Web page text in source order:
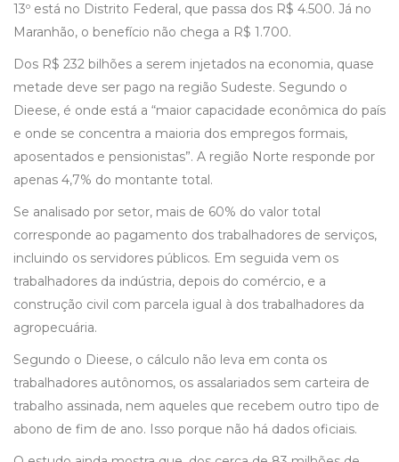
13º está no Distrito Federal, que passa dos R$ 4.500. Já no
Maranhão, o benefício não chega a R$ 1.700.
Dos R$ 232 bilhões a serem injetados na economia, quase
metade deve ser pago na região Sudeste. Segundo o
Dieese, é onde está a “maior capacidade econômica do país
e onde se concentra a maioria dos empregos formais,
aposentados e pensionistas”. A região Norte responde por
apenas 4,7% do montante total.
Se analisado por setor, mais de 60% do valor total
corresponde ao pagamento dos trabalhadores de serviços,
incluindo os servidores públicos. Em seguida vem os
trabalhadores da indústria, depois do comércio, e a
construção civil com parcela igual à dos trabalhadores da
agropecuária.
Segundo o Dieese, o cálculo não leva em conta os
trabalhadores autônomos, os assalariados sem carteira de
trabalho assinada, nem aqueles que recebem outro tipo de
abono de fim de ano. Isso porque não há dados oficiais.